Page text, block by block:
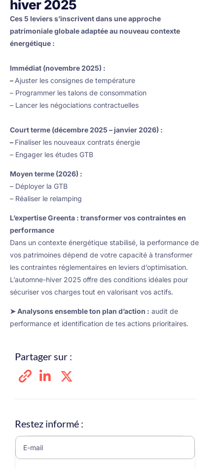
hiver 2025
Ces 5 leviers s’inscrivent dans une approche
patrimoniale globale adaptée au nouveau contexte
énergétique :
Immédiat (novembre 2025) :
– Ajuster les consignes de température
– Programmer les talons de consommation
– Lancer les négociations contractuelles
Court terme (décembre 2025 – janvier 2026) :
– Finaliser les nouveaux contrats énergie
– Engager les études GTB
Moyen terme (2026) :
– Déployer la GTB
– Réaliser le relamping
L’expertise Greenta : transformer vos contraintes en
performance
Dans un contexte énergétique stabilisé, la performance de
vos patrimoines dépend de votre capacité à transformer
les contraintes réglementaires en leviers d’optimisation.
L’automne-hiver 2025 offre des conditions idéales pour
sécuriser vos charges tout en valorisant vos actifs.
➤ Analysons ensemble ton plan d’action : audit de
performance et identification de tes actions prioritaires.
Partager sur :
Restez informé :